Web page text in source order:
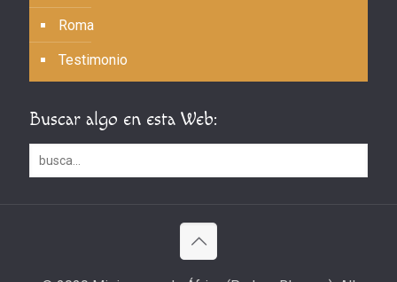
Roma
Testimonio
Buscar algo en esta Web: